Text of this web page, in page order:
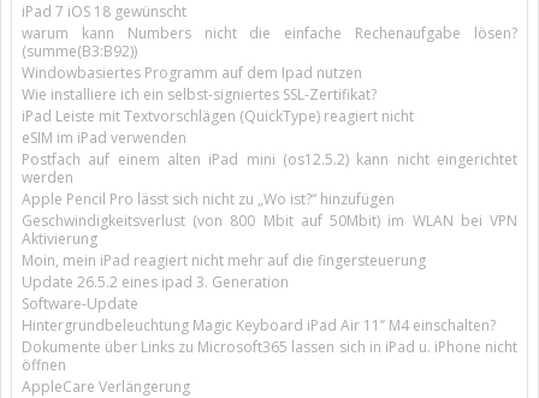
iPad 7 iOS 18 gewünscht
warum kann Numbers nicht die einfache Rechenaufgabe lösen?
(summe(B3:B92))
Windowbasiertes Programm auf dem Ipad nutzen
Wie installiere ich ein selbst-signiertes SSL-Zertifikat?
iPad Leiste mit Textvorschlägen (QuickType) reagiert nicht
eSIM im iPad verwenden
Postfach auf einem alten iPad mini (os12.5.2) kann nicht eingerichtet
werden
Apple Pencil Pro lässt sich nicht zu „Wo ist?“ hinzufügen
Geschwindigkeitsverlust (von 800 Mbit auf 50Mbit) im WLAN bei VPN
Aktivierung
Moin, mein iPad reagiert nicht mehr auf die fingersteuerung
Update 26.5.2 eines ipad 3. Generation
Software-Update
Hintergrundbeleuchtung Magic Keyboard iPad Air 11’’ M4 einschalten?
Dokumente über Links zu Microsoft365 lassen sich in iPad u. iPhone nicht
öffnen
AppleCare Verlängerung